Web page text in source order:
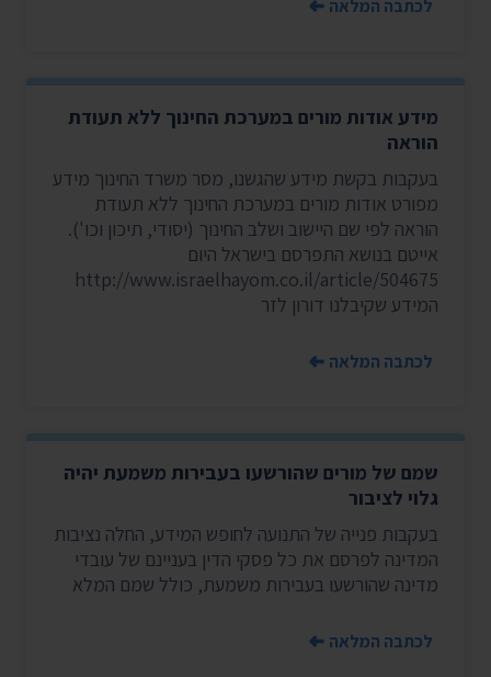
לכתבה המלאה
מידע אודות מורים במערכת החינוך ללא תעודת
הוראה
בעקבות בקשת מידע שהגשנו, מסר משרד החינוך מידע
מפורט אודות מורים במערכת החינוך ללא תעודת
הוראה לפי שם היישוב ושלב החינוך (יסודי, תיכון וכו').
אייטם בנושא התפרסם בישראל היום
http://www.israelhayom.co.il/article/504675
המידע שקיבלנו דורון לזר
לכתבה המלאה
שמם של מורים שהורשעו בעבירות משמעת יהיה
גלוי לציבור
בעקבות פנייה של התנועה לחופש המידע, החלה נציבות
המדינה לפרסם את כל פסקי הדין בעניינם של עובדי
מדינה שהורשעו בעבירות משמעת, כולל שמם המלא
לכתבה המלאה